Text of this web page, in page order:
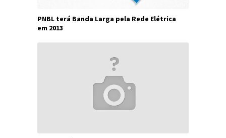
PNBL terá Banda Larga pela Rede Elétrica
em 2013